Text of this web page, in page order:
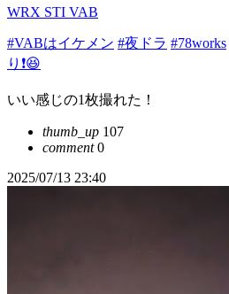
WRX STI VAB
#VABはイケメン #夜ドラ #78works
り❗️😆
いい感じの1枚撮れた！
thumb_up 107
comment0
2025/07/13 23:40